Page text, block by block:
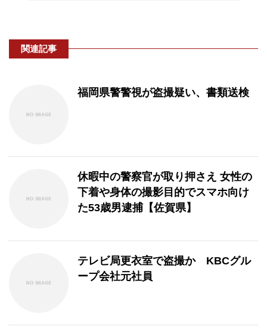
関連記事
福岡県警警視が盗撮疑い、書類送検
休暇中の警察官が取り押さえ 女性の
下着や身体の撮影目的でスマホ向け
た53歳男逮捕【佐賀県】
テレビ局更衣室で盗撮か KBCグル
ープ会社元社員